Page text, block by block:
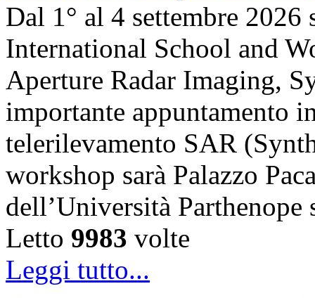
Dal 1° al 4 settembre
International School and
Aperture Radar Imaging,
importante appuntamento
telerilevamento SAR
workshop sarà Palazzo
dell’Università
Letto 9983 volte
Leggi tutto...